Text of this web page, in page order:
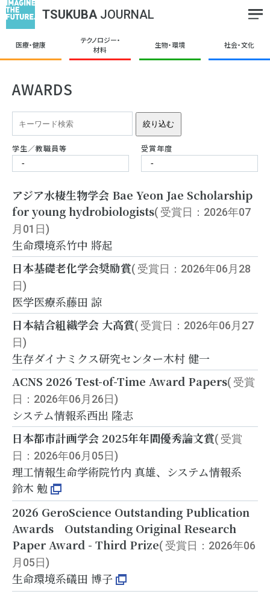
TSUKUBA JOURNAL
医療・健康
テクノロジー・
材料
生物・環境 社会・文化
AWARDS
絞り込む
学生／教職員等 受賞年度
アジア水棲生物学会 Bae Yeon Jae Scholarship
for young hydrobiologists( 受賞日：2026年07
月01日)
生命環境系竹中 將起
日本基礎老化学会奨励賞( 受賞日：2026年06月28
日)
医学医療系藤田 諒
日本結合組織学会 大高賞( 受賞日：2026年06月27
日)
生存ダイナミクス研究センター木村 健一
ACNS 2026 Test-of-Time Award Papers( 受賞
日：2026年06月26日)
システム情報系西出 隆志
日本都市計画学会 2025年年間優秀論文賞( 受賞
日：2026年06月05日)
理工情報生命学術院竹内 真雄、システム情報系
鈴木 勉
2026 GeroScience Outstanding Publication
Awards Outstanding Original Research
Paper Award - Third Prize( 受賞日：2026年06
月05日)
生命環境系礒田 博子